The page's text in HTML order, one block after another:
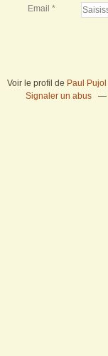
Email
Voir le profil de Paul Pujol
Signaler un abus